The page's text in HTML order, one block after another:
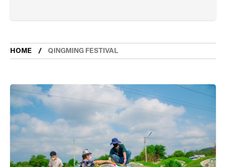
HOME QINGMING FESTIVAL